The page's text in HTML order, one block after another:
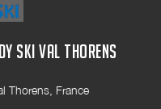
SKI VAL THORENS
Thorens, France